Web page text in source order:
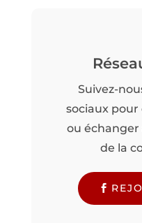
Suivez-
sociaux pour
ou échanger
de la